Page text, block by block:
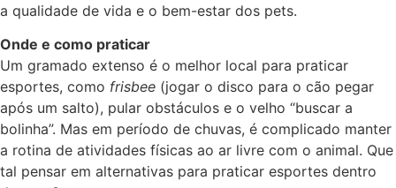
a qualidade de vida e o bem-estar dos pets.
Onde e como praticar
Um gramado extenso é o melhor local para praticar
esportes, como frisbee (jogar o disco para o cão pegar
após um salto), pular obstáculos e o velho “buscar a
bolinha”. Mas em período de chuvas, é complicado manter
a rotina de atividades físicas ao ar livre com o animal. Que
tal pensar em alternativas para praticar esportes dentro